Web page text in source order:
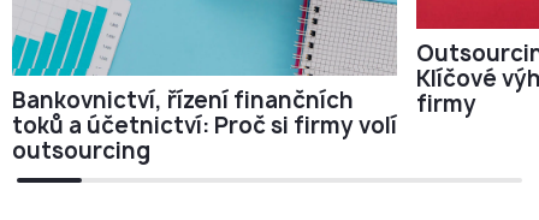
Bankovnictví, řízení finančních
toků a účetnictví: Proč si firmy volí
outsourcing
Klíčové
firmy